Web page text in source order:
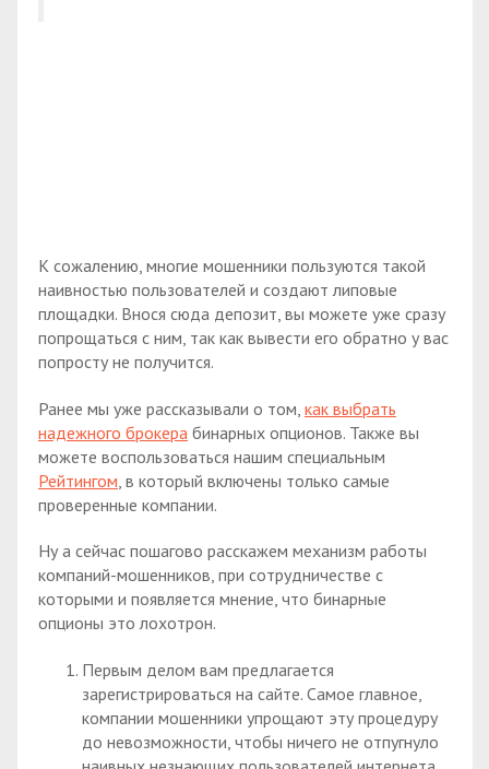
К сожалению, многие мошенники пользуются такой
наивностью пользователей и создают липовые
площадки. Внося сюда депозит, вы можете уже сразу
попрощаться с ним, так как вывести его обратно у вас
попросту не получится.
Ранее мы уже рассказывали о том, как выбрать
надежного брокера бинарных опционов. Также вы
можете воспользоваться нашим специальным
Рейтингом , в который включены только самые
проверенные компании.
Ну а сейчас пошагово расскажем механизм работы
компаний-мошенников, при сотрудничестве с
которыми и появляется мнение, что бинарные
опционы это лохотрон.
Первым делом вам предлагается
зарегистрироваться на сайте. Самое главное,
компании мошенники упрощают эту процедуру
до невозможности, чтобы ничего не отпугнуло